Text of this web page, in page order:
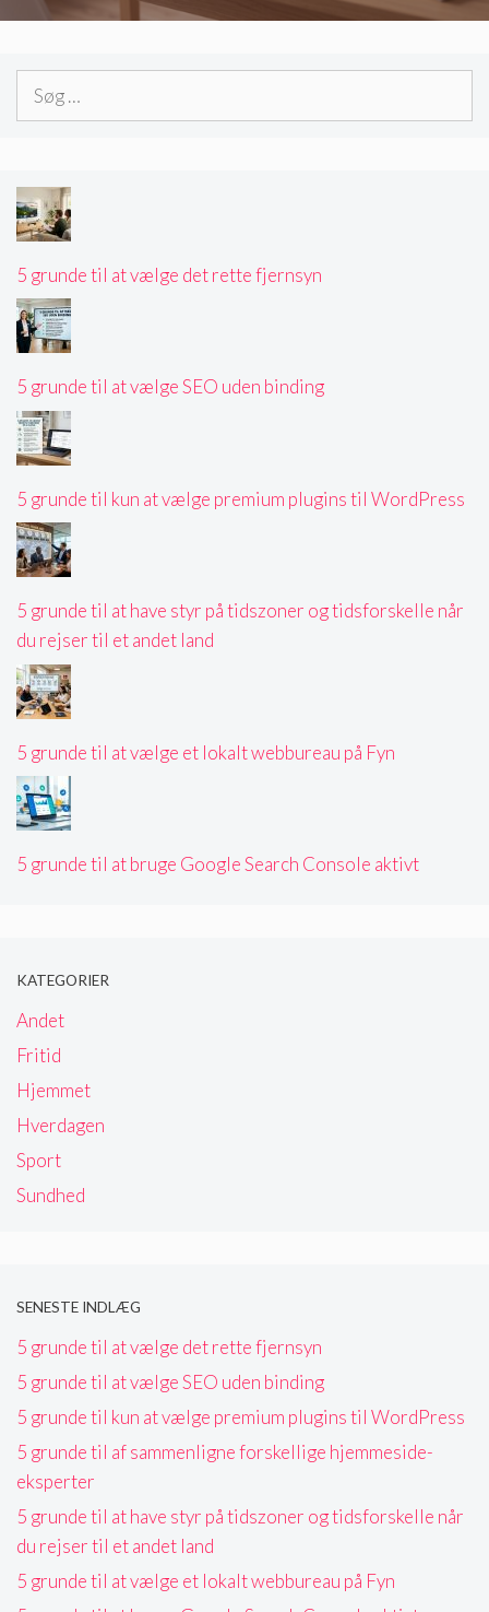
Søg
efter:
5 grunde til at vælge det rette fjernsyn
5 grunde til at vælge SEO uden binding
5 grunde til kun at vælge premium plugins til WordPress
5 grunde til at have styr på tidszoner og tidsforskelle når
du rejser til et andet land
5 grunde til at vælge et lokalt webbureau på Fyn
5 grunde til at bruge Google Search Console aktivt
KATEGORIER
Andet
Fritid
Hjemmet
Hverdagen
Sport
Sundhed
SENESTE INDLÆG
5 grunde til at vælge det rette fjernsyn
5 grunde til at vælge SEO uden binding
5 grunde til kun at vælge premium plugins til WordPress
5 grunde til af sammenligne forskellige hjemmeside-
eksperter
5 grunde til at have styr på tidszoner og tidsforskelle når
du rejser til et andet land
5 grunde til at vælge et lokalt webbureau på Fyn